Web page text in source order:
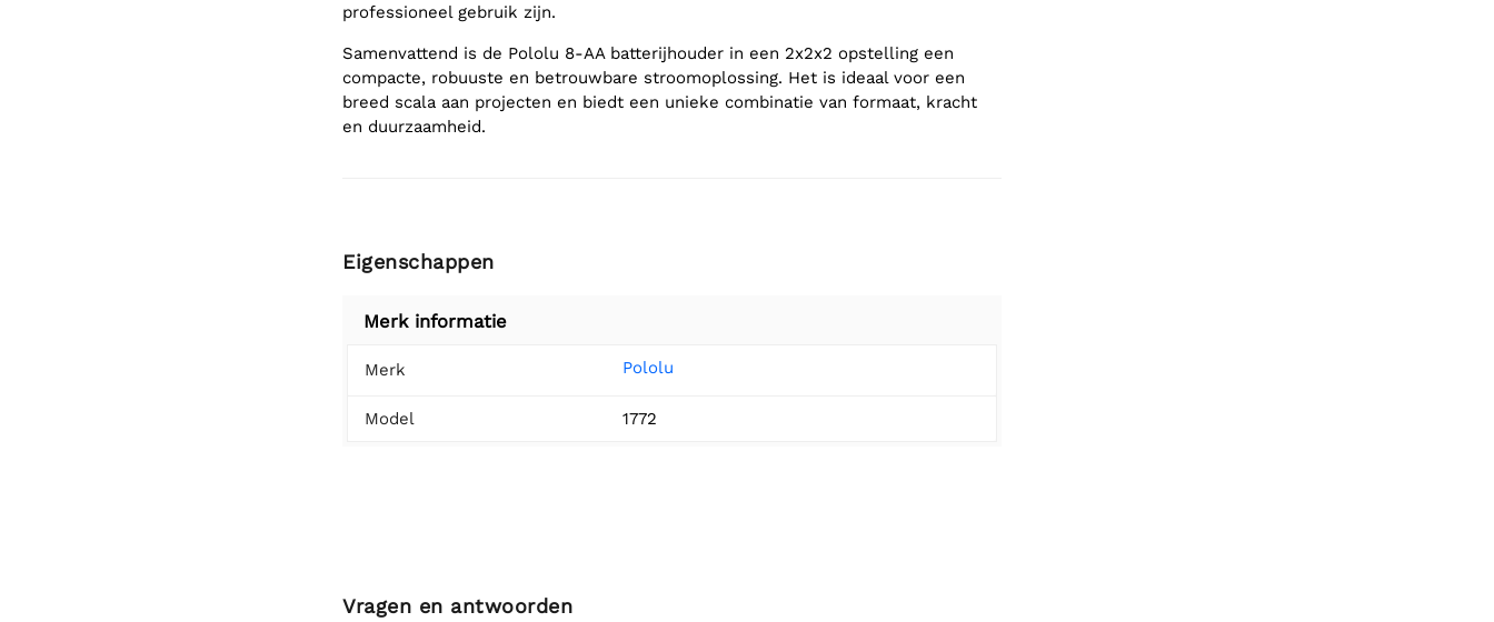
professioneel gebruik zijn.
Samenvattend is de Pololu 8-AA batterijhouder in een 2x2x2 opstelling een
compacte, robuuste en betrouwbare stroomoplossing. Het is ideaal voor een
breed scala aan projecten en biedt een unieke combinatie van formaat, kracht
en duurzaamheid.
Eigenschappen
Merk informatie
Merk Pololu
Model 1772
Vragen en antwoorden